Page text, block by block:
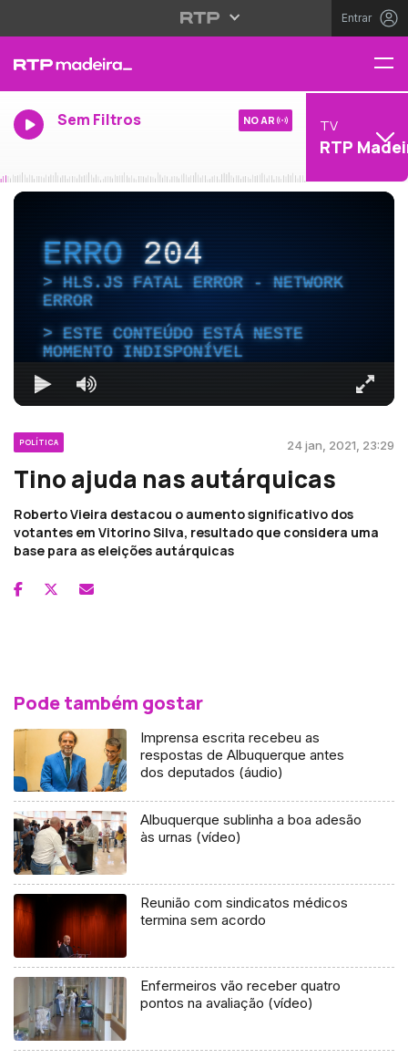
Entrar
Sem Filtros NO AR TV
RTP
ERRO204
HLS.JS FATAL ERROR - NETWORK
ERROR
ESTE CONTEÚDO ESTÁ NESTE
MOMENTO INDISPONÍVEL
POLÍTICA 24 jan, 2021, 23:29
Tino ajuda nas autárquicas
Roberto Vieira destacou o aumento significativo dos
votantes em Vitorino Silva, resultado que considera uma
base para as eleições autárquicas
Pode também gostar
Imprensa escrita recebeu as
respostas de Albuquerque antes
dos deputados (áudio)
Albuquerque sublinha a boa adesão
às urnas (vídeo)
Reunião com sindicatos médicos
termina sem acordo
Enfermeiros vão receber quatro
pontos na avaliação (vídeo)